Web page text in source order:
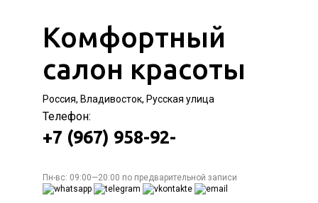
Комфортный
салон красоты
Россия, Владивосток, Русская улица
Телефон:
+7 (967) 958-92-
Пн-вс: 09:00—20:00 по предварительной записи